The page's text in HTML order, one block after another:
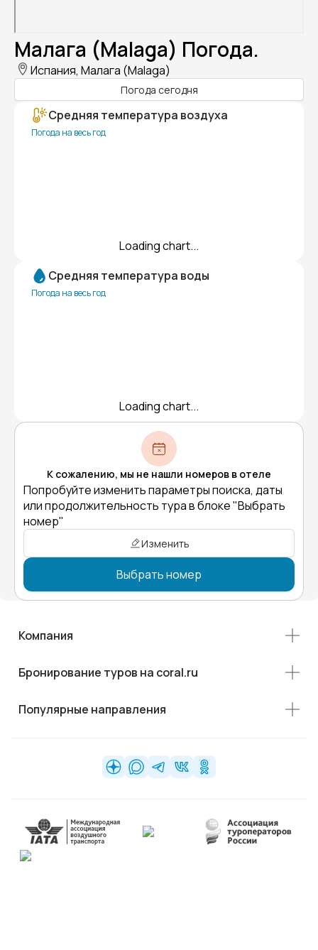
Малага (Malaga) Погода.
Испания, Малага (Malaga)
Погода сегодня
Средняя температура воздуха
Погода на весь год
Loading chart...
Средняя температура воды
Погода на весь год
Loading chart...
К сожалению, мы не нашли номеров в отеле
Попробуйте изменить параметры поиска, даты
или продолжительность тура в блоке "Выбрать
номер"
Изменить
Выбрать номер
Компания
Бронирование туров на coral.ru
Популярные направления